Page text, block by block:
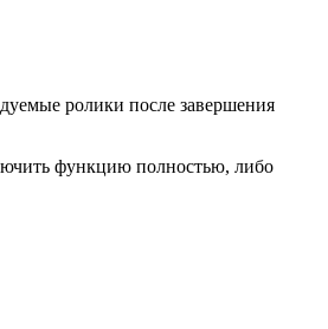
ролики после завершения
функцию полностью, либо